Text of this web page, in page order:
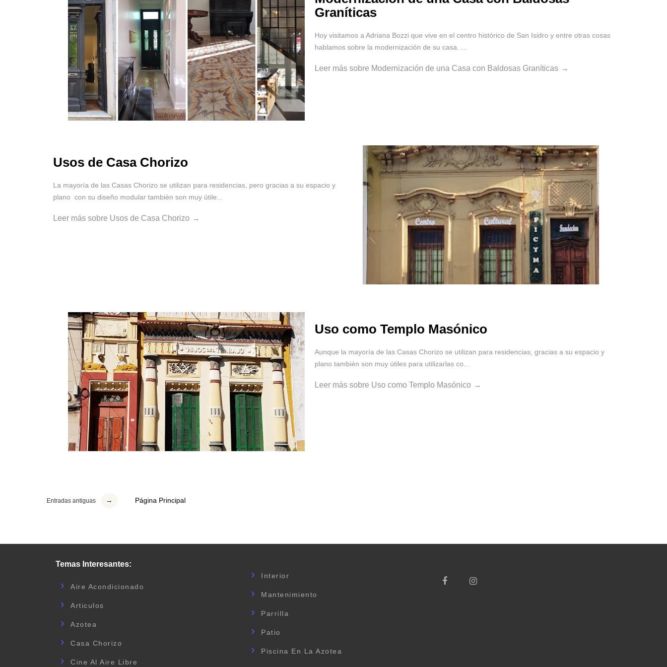
Graníticas
Hoy visitamos a Adriana Bozzi que vive en el centro histórico de San Isidro y entre otras cosas
hablamos sobre la modernización de su casa. ...
Leer más sobre Modernización de una Casa con Baldosas Graníticas
Usos de Casa Chorizo
La mayoría de las Casas Chorizo se utilizan para residencias, pero gracias a su espacio y
plano con su diseño modular también son muy útile...
Leer más sobre Usos de Casa Chorizo
Uso como Templo Masónico
Aunque la mayoría de las Casas Chorizo se utilizan para residencias, gracias a su espacio y
plano también son muy útiles para utilizarlas co...
Leer más sobre Uso como Templo Masónico
Entradas antiguas Página Principal
Temas Interesantes:
Aire Acondicionado
Articulos
Azotea
Casa Chorizo
Cine Al Aire Libre
Interior
Mantenimiento
Parrilla
Patio
Piscina En La Azotea